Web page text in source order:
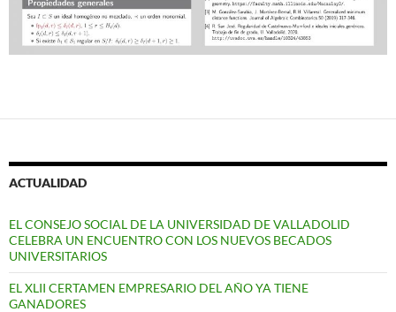
ACTUALIDAD
EL CONSEJO SOCIAL DE LA UNIVERSIDAD DE VALLADOLID
CELEBRA UN ENCUENTRO CON LOS NUEVOS BECADOS
UNIVERSITARIOS
EL XLII CERTAMEN EMPRESARIO DEL AÑO YA TIENE
GANADORES